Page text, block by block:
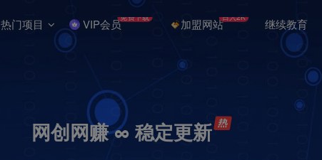
热门项目 VIP会员免费下载 加盟网站日入2K 继续教育
网创网赚 ∞ 稳定更新